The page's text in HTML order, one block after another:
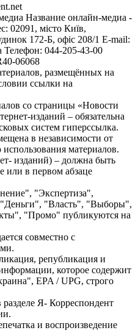
Название онлайн-медиа -
02091, місто Київ,
172-Б, офіс 208/1 E-mail:
Телефон: 044-205-43-00
06068
размещённых на
ссылки на
со страницы «Новости
изданий – обязательна
систем гиперссылка.
в независимости от
материалов.
изданий) – должна быть
или в первом абзаце
"Экспертиза",
"Власть", "Выборы",
"Промо" публикуются на
совместно с
републикация и
которое содержит
EPA / UPG, строго
Я- Корреспондент
и воспроизведение